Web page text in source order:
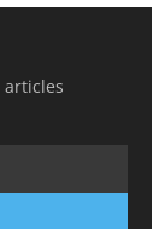
articles